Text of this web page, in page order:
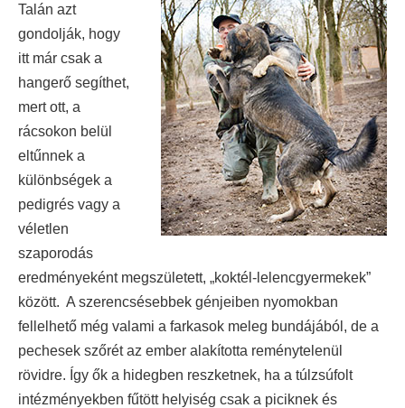
Talán azt
gondolják, hogy
itt már csak a
hangerő segíthet,
mert ott, a
rácsokon belül
eltűnnek a
különbségek a
pedigrés vagy a
véletlen
szaporodás
eredményeként megszületett, „koktél-lelencgyermekek”
között. A szerencsésebbek génjeiben nyomokban
fellelhető még valami a farkasok meleg bundájából, de a
pechesek szőrét az ember alakította reménytelenül
rövidre. Így ők a hidegben reszketnek, ha a túlzsúfolt
intézményekben fűtött helyiség csak a piciknek és